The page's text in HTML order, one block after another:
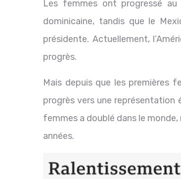
Les femmes ont progressé au
dominicaine, tandis que le
présidente. Actuellement,
progrès.
Mais depuis que les premières
progrès vers une
femmes a doublé dans le
années.